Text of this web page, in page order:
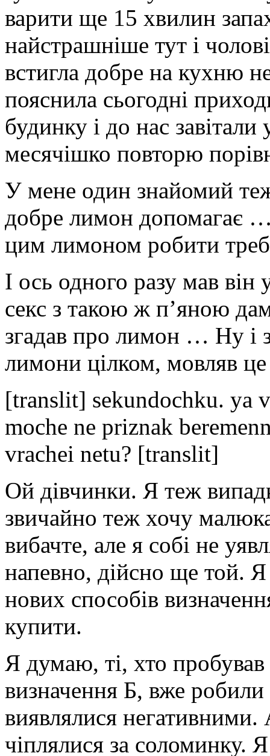
варити ще 15 хвилин
найстрашніше тут і
встигла добре на кухню
пояснила сьогодні
будинку і до нас
месячішко повторю
У мене один знайомий
добре лимон допомагає
цим лимоном робити
І ось одного разу мав
секс з такою ж п’яною
згадав про лимон … Ну і
лимони цілком, мовляв
[translit] sekundochku. ya
moche ne priznak
vrachei netu? [translit]
Ой дівчинки. Я теж
звичайно теж хочу
вибачте, але я собі не
напевно, дійсно ще той.
нових способів
купити.
Я думаю, ті, хто пробував
визначення Б, вже робили
виявлялися негативними.
чіплялися за